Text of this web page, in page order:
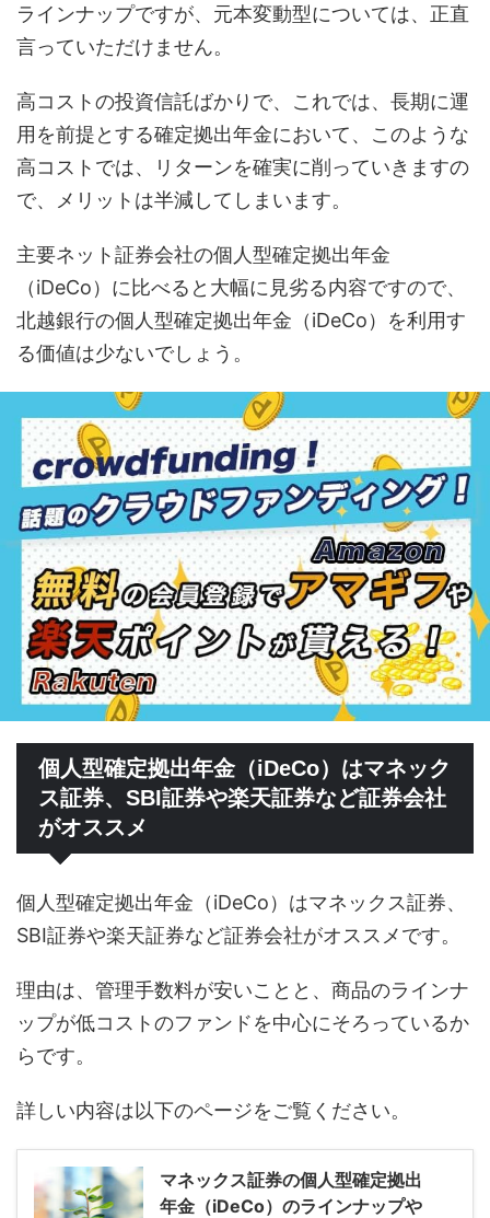
ラインナップですが、元本変動型については、正直
言っていただけません。
高コストの投資信託ばかりで、これでは、長期に運
用を前提とする確定拠出年金において、このような
高コストでは、リターンを確実に削っていきますの
で、メリットは半減してしまいます。
主要ネット証券会社の個人型確定拠出年金
（iDeCo）に比べると大幅に見劣る内容ですので、
北越銀行の個人型確定拠出年金（iDeCo）を利用す
る価値は少ないでしょう。
個人型確定拠出年金（iDeCo）はマネック
ス証券、SBI証券や楽天証券など証券会社
がオススメ
個人型確定拠出年金（iDeCo）はマネックス証券、
SBI証券や楽天証券など証券会社がオススメです。
理由は、管理手数料が安いことと、商品のラインナ
ップが低コストのファンドを中心にそろっているか
らです。
詳しい内容は以下のページをご覧ください。
マネックス証券の個人型確定拠出
年金（iDeCo）のラインナップや